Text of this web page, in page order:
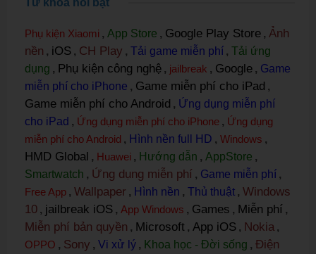
Phụ kiện Xiaomi , App Store , Google Play Store , Ảnh
nền , iOS , CH Play , Tải game miễn phí , Tải ứng
dụng , Phụ kiện công nghệ , jailbreak , Google , Game
miễn phí cho iPhone , Game miễn phí cho iPad ,
Game miễn phí cho Android , Ứng dụng miễn phí
cho iPad , Ứng dụng miễn phí cho iPhone , Ứng dụng
miễn phí cho Android , Hình nền full HD , Windows ,
HMD Global , Huawei , Hướng dẫn , AppStore ,
Smartwatch , Ứng dụng miễn phí , Game miễn phí ,
Free App , Wallpaper , Hình nền , Thủ thuật , Windows
10 , jailbreak iOS , App Windows , Games , Miễn phí ,
Miễn phí bản quyền , Microsoft , App iOS , Nokia ,
OPPO , Sony , Vi xử lý , Khoa học - Đời sống , Điện